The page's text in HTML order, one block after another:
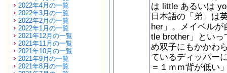
2022年4月の一覧
2022年3月の一覧
2022年2月の一覧
2022年1月の一覧
2021年12月の一覧
2021年11月の一覧
2021年10月の一覧
2021年9月の一覧
2021年8月の一覧
は little あるいは
日本語の「弟」は
her」。メイベル
tle brother」とい
め双子にもかかわ
ているディッパー
＝１ｍｍ背が低い